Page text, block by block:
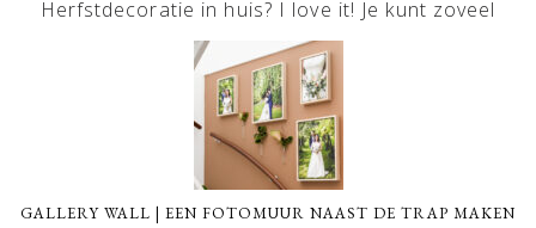
Herfstdecoratie in huis? I love it! Je kunt zoveel
GALLERY WALL | EEN FOTOMUUR NAAST DE TRAP MAKEN